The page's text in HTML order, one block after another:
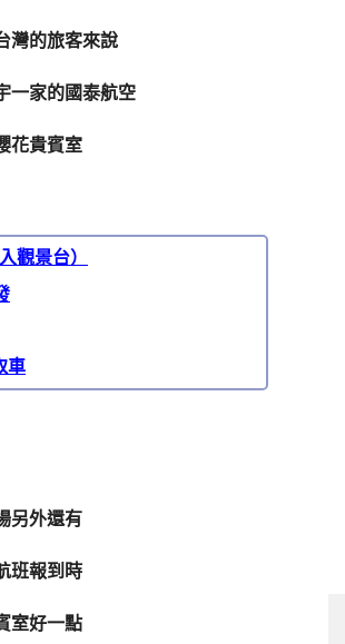
灣的旅客來說
一家的國泰航空
花貴賓室
觀景台）
車
另外還有
班報到時
室好一點